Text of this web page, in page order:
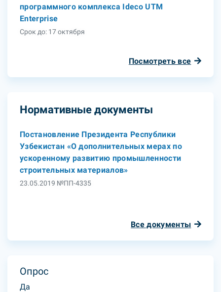
программного комплекса Ideco UTM
Enterprise
Срок до: 17 октября
Посмотреть все
Нормативные документы
Постановление Президента Республики
Узбекистан «О дополнительных мерах по
ускоренному развитию промышленности
строительных материалов»
23.05.2019 №ПП-4335
Все документы
Опрос
Да